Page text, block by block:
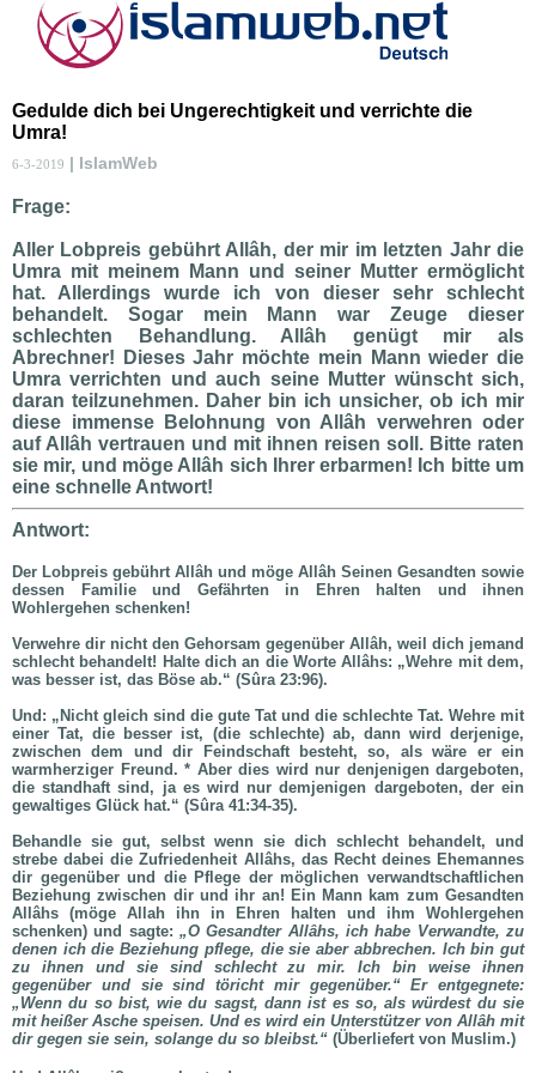
Gedulde dich bei Ungerechtigkeit und verrichte die
Umra!
6-3-2019 | IslamWeb
Frage:
Aller Lobpreis gebührt Allâh, der mir im letzten Jahr die
Umra mit meinem Mann und seiner Mutter ermöglicht
hat. Allerdings wurde ich von dieser sehr schlecht
behandelt. Sogar mein Mann war Zeuge dieser
schlechten Behandlung. Allâh genügt mir als
Abrechner! Dieses Jahr möchte mein Mann wieder die
Umra verrichten und auch seine Mutter wünscht sich,
daran teilzunehmen. Daher bin ich unsicher, ob ich mir
diese immense Belohnung von Allâh verwehren oder
auf Allâh vertrauen und mit ihnen reisen soll. Bitte raten
sie mir, und möge Allâh sich Ihrer erbarmen! Ich bitte um
eine schnelle Antwort!
Antwort:
Der Lobpreis gebührt Allâh und möge Allâh Seinen Gesandten sowie
dessen Familie und Gefährten in Ehren halten und ihnen
Wohlergehen schenken!
Verwehre dir nicht den Gehorsam gegenüber Allâh, weil dich jemand
schlecht behandelt! Halte dich an die Worte Allâhs: „Wehre mit dem,
was besser ist, das Böse ab.“ (Sûra 23:96).
Und: „Nicht gleich sind die gute Tat und die schlechte Tat. Wehre mit
einer Tat, die besser ist, (die schlechte) ab, dann wird derjenige,
zwischen dem und dir Feindschaft besteht, so, als wäre er ein
warmherziger Freund. * Aber dies wird nur denjenigen dargeboten,
die standhaft sind, ja es wird nur demjenigen dargeboten, der ein
gewaltiges Glück hat.“ (Sûra 41:34-35).
Behandle sie gut, selbst wenn sie dich schlecht behandelt, und
strebe dabei die Zufriedenheit Allâhs, das Recht deines Ehemannes
dir gegenüber und die Pflege der möglichen verwandtschaftlichen
Beziehung zwischen dir und ihr an! Ein Mann kam zum Gesandten
Allâhs (möge Allah ihn in Ehren halten und ihm Wohlergehen
schenken) und sagte: „O Gesandter Allâhs, ich habe Verwandte, zu
denen ich die Beziehung pflege, die sie aber abbrechen. Ich bin gut
zu ihnen und sie sind schlecht zu mir. Ich bin weise ihnen
gegenüber und sie sind töricht mir gegenüber.“ Er entgegnete:
„Wenn du so bist, wie du sagst, dann ist es so, als würdest du sie
mit heißer Asche speisen. Und es wird ein Unterstützer von Allâh mit
dir gegen sie sein, solange du so bleibst.“ (Überliefert von Muslim.)